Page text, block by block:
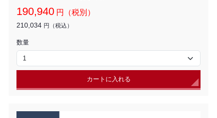
190,940 円（税別）
210,034 円（税込）
数量
カートに入れる